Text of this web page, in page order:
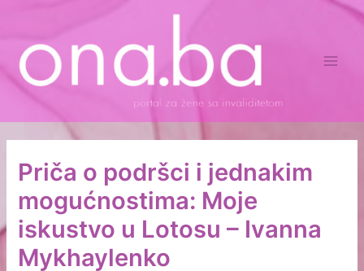
content
Main
Priča o podršci i jednakim
mogućnostima: Moje
iskustvo u Lotosu – Ivanna
Mykhaylenko